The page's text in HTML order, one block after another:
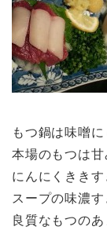
もつ鍋は味噌に
本場のもつは甘
にんにくききす
スープの味濃す
良質なもつの